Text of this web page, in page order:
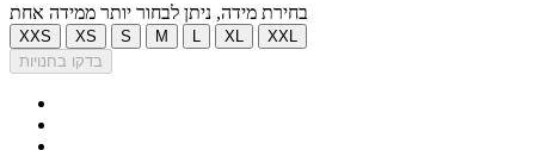
בחירת מידה, ניתן לבחור יותר ממידה אחת
XXS XS S M XL
XXL
בדקו בחנויות